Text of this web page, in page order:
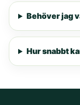
Behöver jag
Hur snabbt